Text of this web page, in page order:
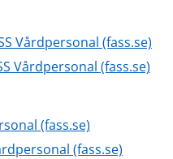
Vårdpersonal (fass.se)
Vårdpersonal (fass.se)
(fass.se)
(fass.se)